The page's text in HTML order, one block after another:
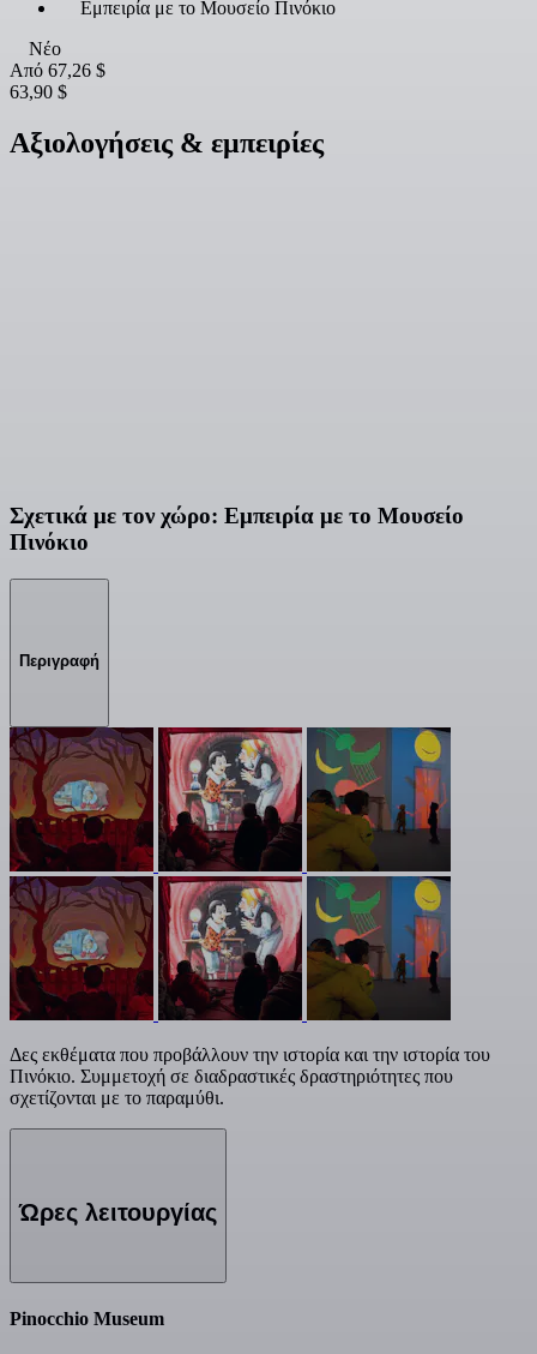
Εμπειρία με το Μουσείο Πινόκιο
Νέο
Από 67,26 $
63,90 $
Αξιολογήσεις & εμπειρίες
Σχετικά με τον χώρο: Εμπειρία με το Μουσείο
Πινόκιο
Περιγραφή
Δες εκθέματα που προβάλλουν την ιστορία και την ιστορία του
Πινόκιο. Συμμετοχή σε διαδραστικές δραστηριότητες που
σχετίζονται με το παραμύθι.
Ώρες λειτουργίας
Pinocchio Museum